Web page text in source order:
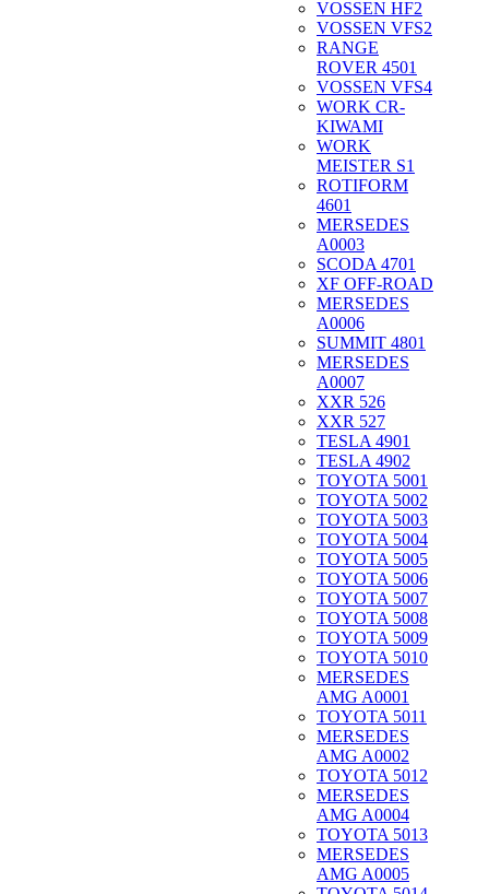
VOSSEN HF2
VOSSEN VFS2
RANGE
ROVER 4501
VOSSEN VFS4
WORK CR-
KIWAMI
WORK
MEISTER S1
ROTIFORM
4601
MERSEDES
A0003
SCODA 4701
XF OFF-ROAD
MERSEDES
A0006
SUMMIT 4801
MERSEDES
A0007
XXR 526
XXR 527
TESLA 4901
TESLA 4902
TOYOTA 5001
TOYOTA 5002
TOYOTA 5003
TOYOTA 5004
TOYOTA 5005
TOYOTA 5006
TOYOTA 5007
TOYOTA 5008
TOYOTA 5009
TOYOTA 5010
MERSEDES
AMG A0001
TOYOTA 5011
MERSEDES
AMG A0002
TOYOTA 5012
MERSEDES
AMG A0004
TOYOTA 5013
MERSEDES
AMG A0005